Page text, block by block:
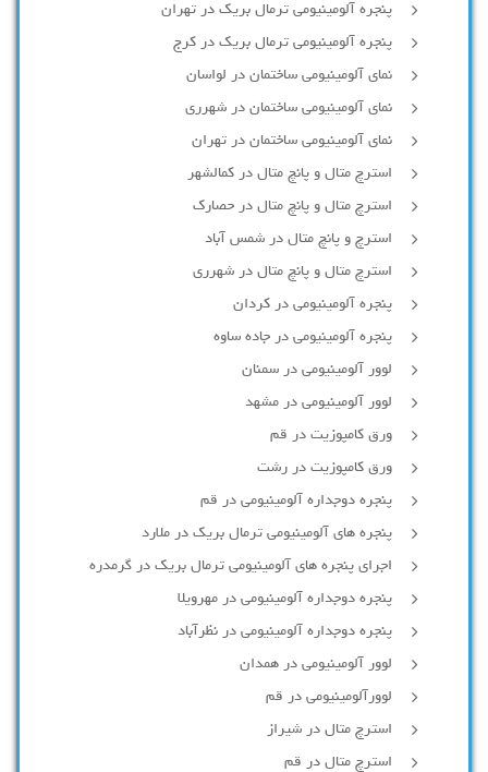
پنجره آلومینیومی ترمال بریک در تهران
پنجره آلومینیومی ترمال بریک در کرج
نمای آلومینیومی ساختمان در لواسان
نمای آلومینیومی ساختمان در شهرری
نمای آلومینیومی ساختمان در تهران
استرچ متال و پانچ متال در کمالشهر
استرچ متال و پانچ متال در حصارك
استرچ و پانچ متال در شمس آباد
استرچ متال و پانچ متال در شهرری
پنجره آلومینیومی در کردان
پنجره آلومینیومی در جاده ساوه
لوور آلومینیومی در سمنان
لوور آلومینیومی در مشهد
ورق کامپوزیت در قم
ورق کامپوزیت در رشت
پنجره دوجداره آلومينيومی در قم
پنجره های آلومینیومی ترمال بریک در ملارد
اجرای پنجره های آلومینیومی ترمال بریک در گرمدره
پنجره دوجداره آلومینیومی در مهرویلا
پنجره دوجداره آلومینیومی در نظرآباد
لوور آلومینیومی در همدان
لوورآلومینیومی در قم
استرچ متال در شیراز
استرچ متال در قم